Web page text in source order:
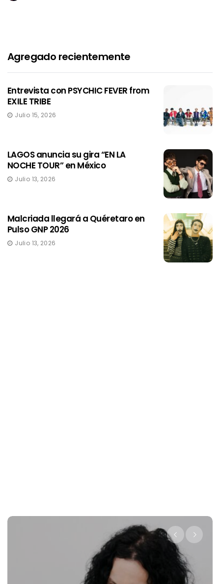
Agregado recientemente
Entrevista con PSYCHIC FEVER from
EXILE TRIBE
Julio 15, 2026
LAGOS anuncia su gira “EN LA
NOCHE TOUR” en México
Julio 13, 2026
Malcriada llegará a Quéretaro en
Pulso GNP 2026
Julio 13, 2026